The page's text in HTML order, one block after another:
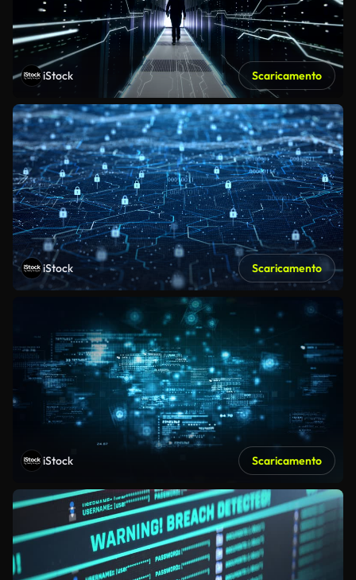
iStock Scaricamento
iStock Scaricamento
iStock Scaricamento